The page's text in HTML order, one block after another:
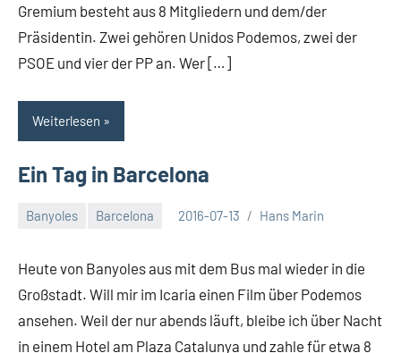
Gremium besteht aus 8 Mitgliedern und dem/der
Präsidentin. Zwei gehören Unidos Podemos, zwei der
PSOE und vier der PP an. Wer […]
Weiterlesen
Ein Tag in Barcelona
Banyoles Barcelona 2016-07-13 Hans Marin
Keine
Heute von Banyoles aus mit dem Bus mal wieder in die
Großstadt. Will mir im Icaria einen Film über Podemos
ansehen. Weil der nur abends läuft, bleibe ich über Nacht
in einem Hotel am Plaza Catalunya und zahle für etwa 8